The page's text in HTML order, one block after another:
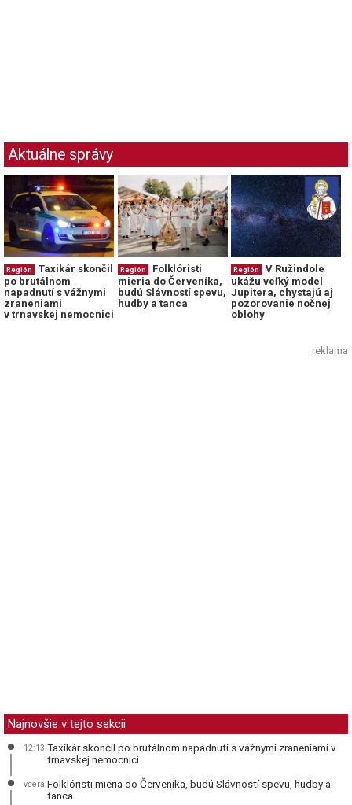
Aktuálne správy
Región
Taxikár skončil
po brutálnom
napadnutí s vážnymi
zraneniami
v trnavskej nemocnici
Región
Folklóristi
mieria do Červeníka,
budú Slávností spevu,
hudby a tanca
Región
V Ružindole
ukážu veľký model
Jupitera, chystajú aj
pozorovanie nočnej
oblohy
reklama
Najnovšie v tejto sekcii
12:13 Taxikár skončil po brutálnom napadnutí s vážnymi zraneniami v
trnavskej nemocnici
včera Folklóristi mieria do Červeníka, budú Slávností spevu, hudby a
tanca